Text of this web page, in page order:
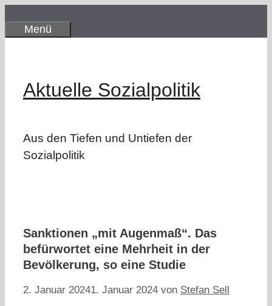
Inhalt
springen
Menü
Aktuelle Sozialpolitik
Aus den Tiefen und Untiefen der
Sozialpolitik
Sanktionen „mit Augenmaß“. Das
befürwortet eine Mehrheit in der
Bevölkerung, so eine Studie
2. Januar 20241. Januar 2024 von Stefan Sell